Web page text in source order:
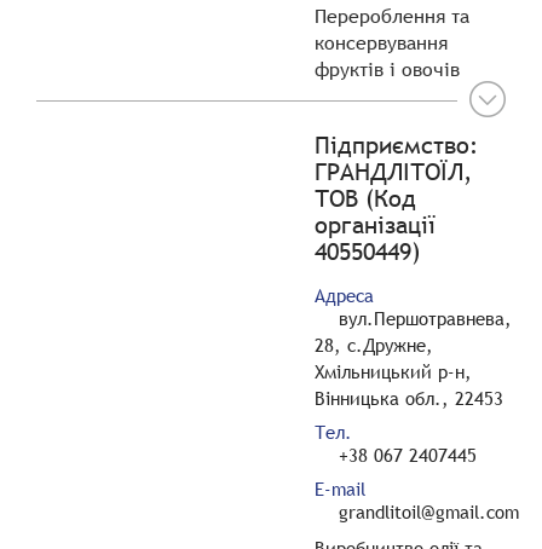
Перероблення та
консервування
фруктів і овочів
Підприємство:
ГРАНДЛІТОЇЛ,
ТОВ (Код
організації
40550449)
Адреса
вул.Першотравнева,
28, с.Дружне,
Хмільницький р-н,
Вінницька обл., 22453
Тел.
+38 067 2407445
E-mail
grandlitoil@gmail.com